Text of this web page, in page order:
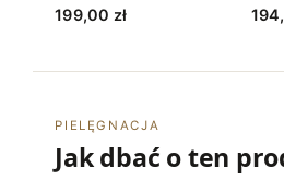
199,00 zł
PIELĘGNACJA
Jak dbać o ten